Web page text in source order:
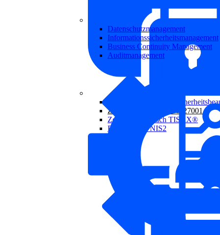
Externer
Zertifizierung nach ISO 27001
Zertifizierung nach TISAX®
Beratung zur NIS2
Datenschutzmanagement
Informationssicherheitsmanagement
Business Continuity Management
Auditmanagement